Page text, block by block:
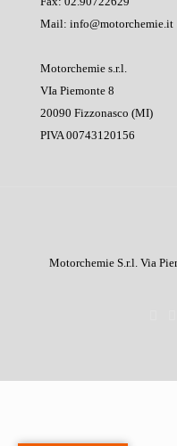
Mail: info@motorchemie.it
Motorchemie s.r.l.
VIa Piemonte 8
20090 Fizzonasco (MI)
PIVA 00743120156
Motorchemie S.r.l. Via